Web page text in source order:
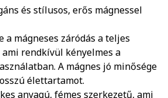
és stílusos, erős mágnessel
a mágneses záródás a teljes
ami rendkívül kényelmes a
A mágnes jó minősége
élettartamot.
anyagú, fémes szerkezetű, ami